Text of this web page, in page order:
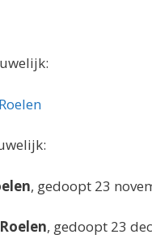
, gedoopt 23
, gedoopt 23